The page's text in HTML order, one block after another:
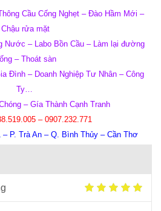
Cầu Cống Nghẹt – Đào Hầm Mới –
Chậu rửa mặt
Nước – Labo Bồn Cầu – Làm lại đường
– Thoát sàn
Đình – Doanh Nghiệp Tư Nhân – Công
Ty…
– Gía Thành Cạnh Tranh
– 0907.232.771
P. Trà An – Q. Bình Thủy – Cần Thơ